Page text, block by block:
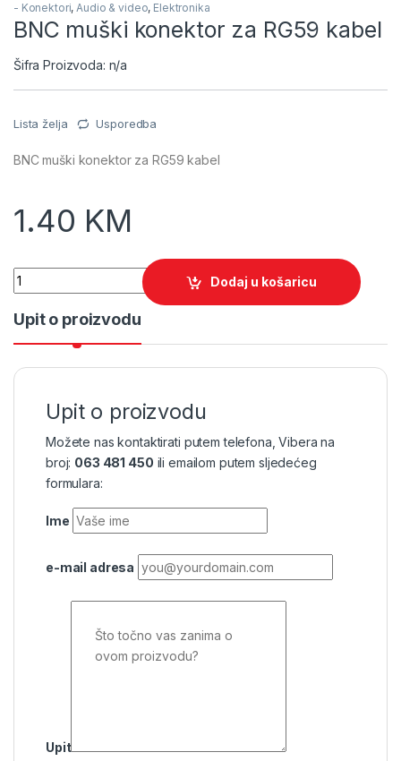
- Konektori,Audio & video, Elektronika
BNC muški konektor za RG59 kabel
Šifra Proizvoda: n/a
Lista želja Usporedba
BNC muški konektor za RG59 kabel
1.40 KM
Quantity
Dodaj u košaricu
Upit o proizvodu
Upit o proizvodu
Možete nas kontaktirati putem telefona, Vibera na
broj: 063 481 450 ili emailom putem sljedećeg
formulara:
Ime
e-mail adresa
Upit